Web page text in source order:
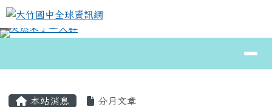
跳至主內容區
大竹國中全球資訊網
⏸
本站消息 分月文章